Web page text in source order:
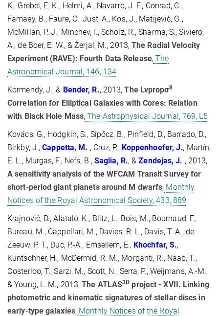
K., Grebel, E. K., Helmi, A., Navarro, J. F., Conrad, C.,
Famaey, B., Faure, C., Just, A., Kos, J., Matijevič, G.,
McMillan, P. J., Minchev, I., Scholz, R., Sharma, S., Siviero,
A., de Boer, E. W., & Žerjal, M., 2013,The Radial Velocity
Experiment (RAVE): Fourth Data Release,The
Astronomical Journal, 146, 134
Kormendy, J., & Bender, R., 2013,The Lvpropσ8
Correlation for Elliptical Galaxies with Cores: Relation
with Black Hole Mass, The Astrophysical Journal, 769, L5
Kovács, G., Hodgkin, S., Sipőcz, B., Pinfield, D., Barrado, D.,
Birkby, J.,Cappetta, M. , Cruz, P., Koppenhoefer, J., Martín,
E. L., Murgas, F., Nefs, B., Saglia, R., &Zendejas, J. , 2013,
A sensitivity analysis of the WFCAM Transit Survey for
short-period giant planets around M dwarfs, Monthly
Notices of the Royal Astronomical Society, 433, 889
Krajnović, D., Alatalo, K., Blitz, L., Bois, M., Bournaud, F.,
Bureau, M., Cappellari, M., Davies, R. L., Davis, T. A., de
Zeeuw, P. T., Duc, P.-A., Emsellem, E., Khochfar, S.,
Kuntschner, H., McDermid, R. M., Morganti, R., Naab, T.,
Oosterloo, T., Sarzi, M., Scott, N., Serra, P., Weijmans, A.-M.,
& Young, L. M., 2013,The ATLAS3D project - XVII. Linking
photometric and kinematic signatures of stellar discs in
early-type galaxies, Monthly Notices of the Royal